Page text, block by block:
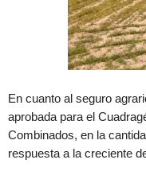
En cuanto al seguro
aprobada para el
Combinados, en la
respuesta a la creciente